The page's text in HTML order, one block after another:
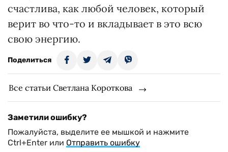
счастлива, как любой человек, который
верит во что-то и вкладывает в это всю
свою энергию.
Поделиться
Все статьи Светлана Короткова
Заметили ошибку?
Пожалуйста, выделите ее мышкой и нажмите
Ctrl+Enter или Отправить ошибку